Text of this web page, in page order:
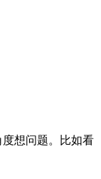
想问题。比如看